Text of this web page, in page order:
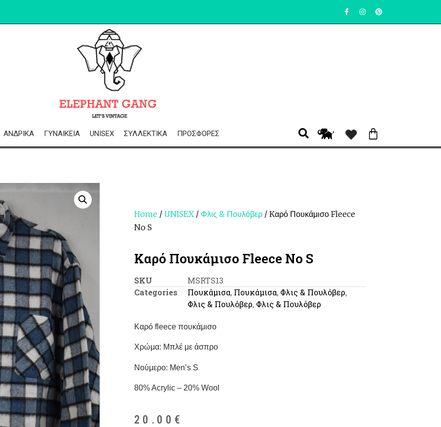
ΑΝΔΡΙΚΆ ΓΥΝΑΙΚΕΊΑ UNISEX ΣΥΛΛΕΚΤΙΚΆ ΠΡΟΣΦΟΡΈΣ
Home / UNISEX/ Φλις & Πουλόβερ / Kαρό Πουκάμισο Fleece
No S
Kαρό Πουκάμισο Fleece No S
SKU
MSRTS13
Categories
Πουκάμισα, Πουκάμισα, Φλις & Πουλόβερ,
Φλις & Πουλόβερ, Φλις & Πουλόβερ
Καρό fleece πουκάμισο
Χρώμα: Μπλέ με άσπρο
Nούμερο: Μen’s S
80% Acrylic – 20% Wool
20.00 €